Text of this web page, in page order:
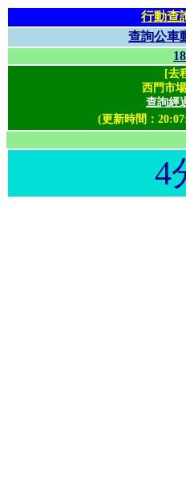
行動查
查詢公車
18
[去
西門市
查詢經
(更新時間：
4